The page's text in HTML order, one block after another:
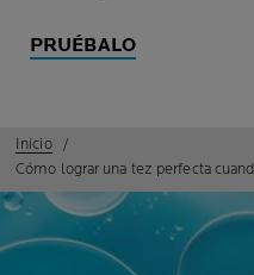
PRUÉBALO
Inicio
Cómo lograr una tez perfecta